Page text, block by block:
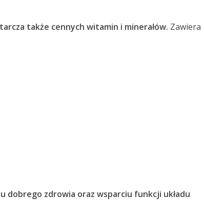
także cennych witamin i minerałów. Zawiera
dobrego zdrowia oraz wsparciu funkcji układu